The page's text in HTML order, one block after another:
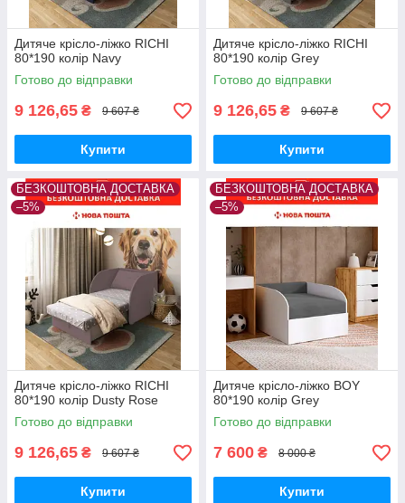
Дитяче крісло-ліжко RICHI
80*190 колір Navy
Готово до відправки
9 126,65 ₴ 9 607 ₴
Купити
Дитяче крісло-ліжко RICHI
80*190 колір Grey
Готово до відправки
9 126,65 ₴ 9 607 ₴
Купити
БЕЗКОШТОВНА ДОСТАВКА
–5%
Дитяче крісло-ліжко RICHI
80*190 колір Dusty Rose
Готово до відправки
9 126,65 ₴ 9 607 ₴
Купити
БЕЗКОШТОВНА ДОСТАВКА
–5%
Дитяче крісло-ліжко BOY
80*190 колір Grey
Готово до відправки
7 600 ₴ 8 000 ₴
Купити